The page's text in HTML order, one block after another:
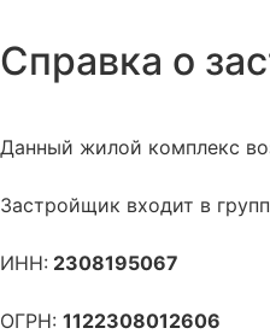
Справка о
Данный жилой комплекс
Застройщик входит в
ИНН: 2308195067
ОГРН: 1122308012606